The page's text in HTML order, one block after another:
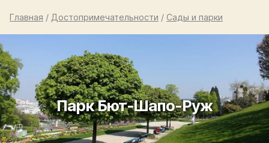
Главная / Достопримечательности / Сады и парки
Парк Бют-Шапо-Руж